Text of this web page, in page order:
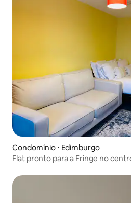
Condomínio ⋅ Edimburgo
Flat pronto para a Fringe no